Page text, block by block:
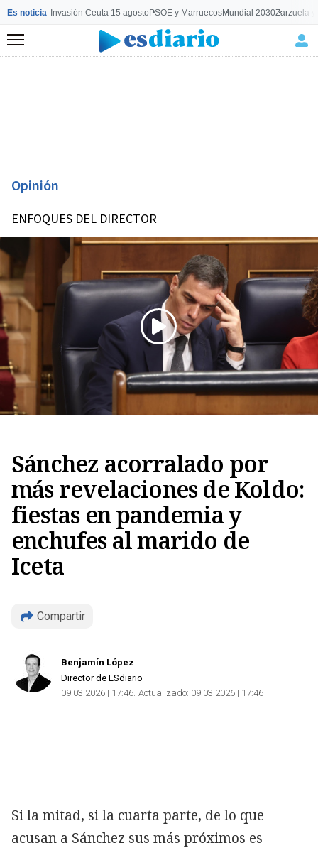
Es noticia Invasión Ceuta 15 agostoPSOE y MarruecosMundial 2030Zarzuela
Menú
Opinión
ENFOQUES DEL DIRECTOR
Sánchez acorralado por
más revelaciones de Koldo:
fiestas en pandemia y
enchufes al marido de
Iceta
Compartir
Copiar
Benjamín López
Director de ESdiario
09.03.2026 | 17:46 Actualizado: 09.03.2026 | 17:46
Si la mitad, si la cuarta parte, de lo que
acusan a Sánchez sus más próximos es